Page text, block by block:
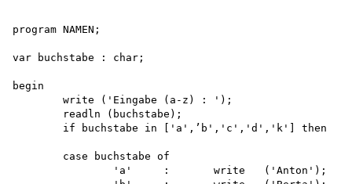
program NAMEN;
var buchstabe : char;
begin